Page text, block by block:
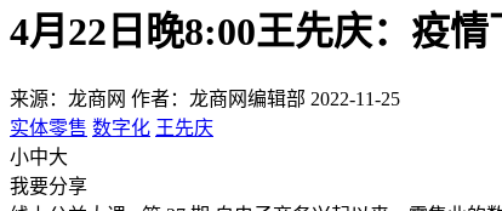
4月22日晚8:00王先庆：疫
来源：龙商网 作者：龙商网编辑部 2022-11-25
实体零售 数字化 王先庆
小中大
我要分享